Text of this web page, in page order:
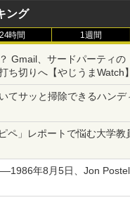
ング
24時間 1週間
Gmail、サードパーティの
ち切りへ【やじうまWatch】
てサッと掃除できるハンデ
ペ」レポートで悩む大学教
年8月5日、Jon